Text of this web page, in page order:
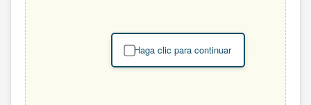
Haga clic para continuar